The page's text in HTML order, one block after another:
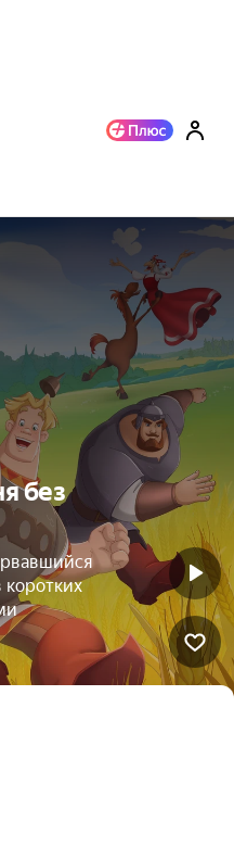
без
коротких